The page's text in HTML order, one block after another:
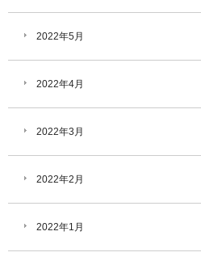
2022年5月
2022年4月
2022年3月
2022年2月
2022年1月